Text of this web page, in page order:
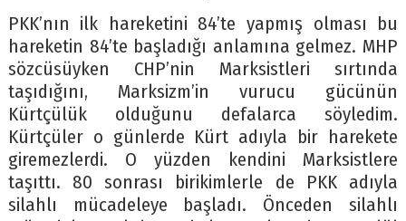
PKK’nın ilk hareketini 84’te yapmış olması bu
hareketin 84’te başladığı anlamına gelmez. MHP
sözcüsüyken CHP’nin Marksistleri sırtında
taşıdığını, Marksizm’in vurucu gücünün
Kürtçülük olduğunu defalarca söyledim.
Kürtçüler o günlerde Kürt adıyla bir harekete
giremezlerdi. O yüzden kendini Marksistlere
taşıttı. 80 sonrası birikimlerle de PKK adıyla
silahlı mücadeleye başladı. Önceden silahlı